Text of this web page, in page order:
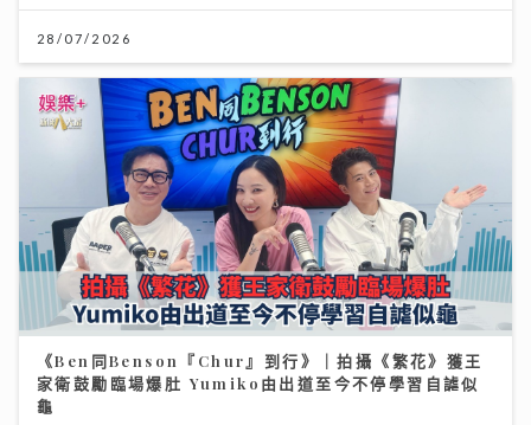
28/07/2026
《Ben同Benson『Chur』到行》｜拍攝《繁花》獲王
家衛鼓勵臨場爆肚 Yumiko由出道至今不停學習自謔似
龜